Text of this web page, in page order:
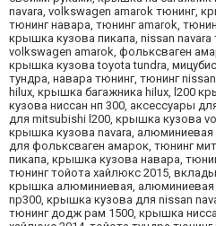
navara, volkswagen amarok тюнинг,
тюнинг навара, тюнинг amarok,
крышка кузова пикапа, nissan
volkswagen amarok, фольксваген
крышка кузова toyota tundra,
тундра, навара тюнинг, тюнинг
hilux, крышка багажника hilux, l200
кузова ниссан нп 300, аксессуары
для mitsubishi l200, крышка кузова
крышка кузова navara,
для фольксваген амарок, тюнинг
пикапа, крышка кузова навара,
тюнинг тойота хайлюкс 2015,
крышка алюминиевая,
np300, крышка кузова для nissan
тюнинг додж рам 1500, крышка